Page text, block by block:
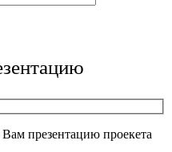
презентацию проекета